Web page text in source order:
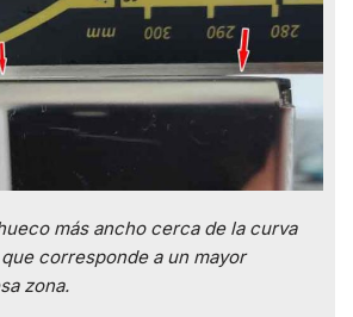
más ancho cerca de la curva
corresponde a un mayor
zona.